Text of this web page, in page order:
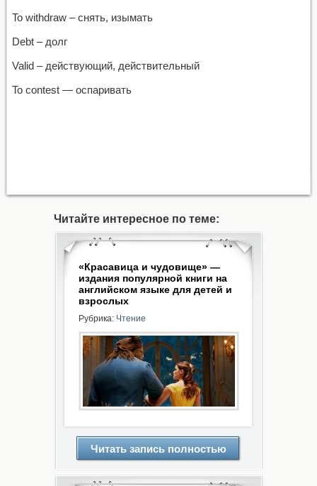
To withdraw – снять, изымать
Debt – долг
Valid – действующий, действительный
To contest — оспаривать
Читайте интересное по теме:
«Красавица и чудовище» —
издания популярной книги на
английском языке для детей и
взрослых
Рубрика: Чтение
Читать запись полностью